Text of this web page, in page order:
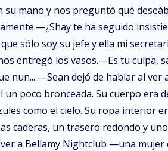
mano y nos preguntó qué
te ha seguido
sólo soy su jefe y ella mi
entregó los vasos.—Es tu culpa,
nun... —Sean dejó de hablar al
poco bronceada. Su cuerpo era
como el cielo. Su ropa interior
caderas, un trasero redondo y
a Bellamy Nightclub —una